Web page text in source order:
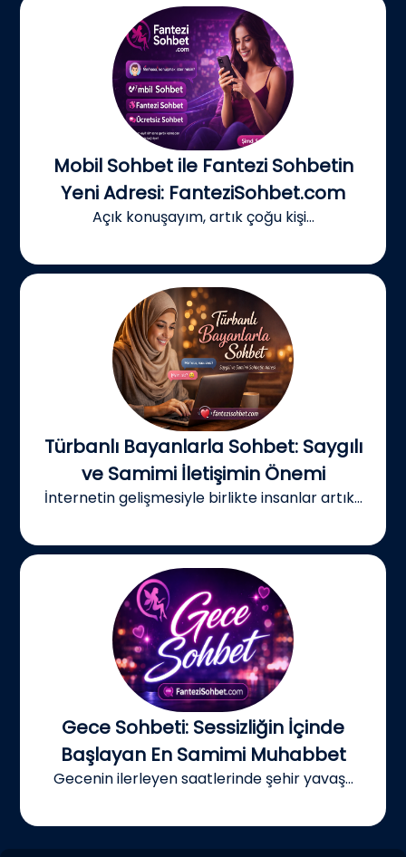
Mobil Sohbet ile Fantezi Sohbetin
Yeni Adresi: FanteziSohbet.com
Açık konuşayım, artık çoğu kişi...
Türbanlı Bayanlarla Sohbet: Saygılı
ve Samimi İletişimin Önemi
İnternetin gelişmesiyle birlikte insanlar artık...
Gece Sohbeti: Sessizliğin İçinde
Başlayan En Samimi Muhabbet
Gecenin ilerleyen saatlerinde şehir yavaş...